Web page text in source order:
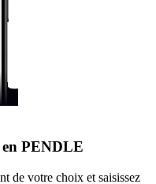
PENDLE
de votre choix et saisissez